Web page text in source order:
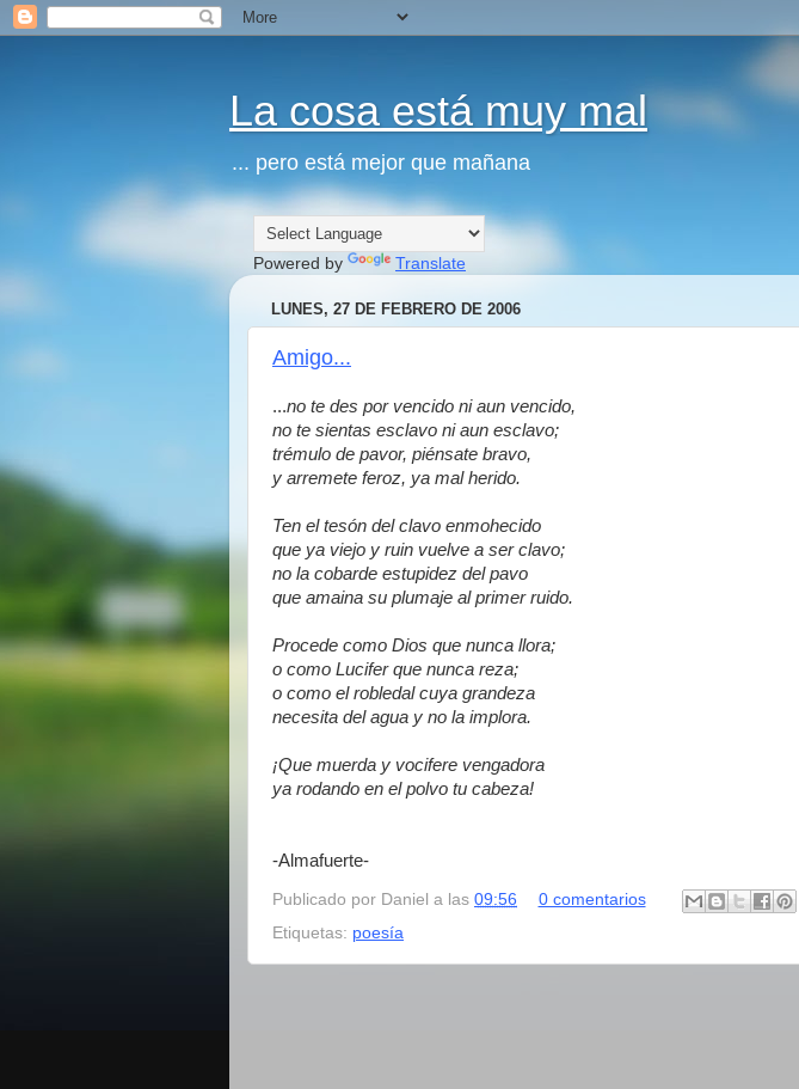
La cosa está muy mal
... pero está mejor que mañana
Powered by Translate
LUNES, 27 DE FEBRERO DE 2006
Amigo...
...no te des por vencido ni aun vencido,
no te sientas esclavo ni aun esclavo;
trémulo de pavor, piénsate bravo,
y arremete feroz, ya mal herido.
Ten el tesón del clavo enmohecido
que ya viejo y ruin vuelve a ser clavo;
no la cobarde estupidez del pavo
que amaina su plumaje al primer ruido.
Procede como Dios que nunca llora;
o como Lucifer que nunca reza;
o como el robledal cuya grandeza
necesita del agua y no la implora.
¡Que muerda y vocifere vengadora
ya rodando en el polvo tu cabeza!
-Almafuerte-
Publicado por Daniel a las 09:56
0 comentarios
Etiquetas: poesía